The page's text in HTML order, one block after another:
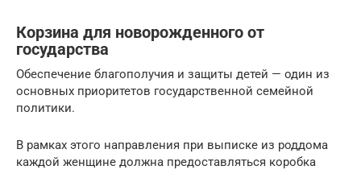
Корзина для новорожденного от
государства
Обеспечение благополучия и защиты детей — один из
основных приоритетов государственной семейной
политики.
В рамках этого направления при выписке из роддома
каждой женщине должна предоставляться коробка